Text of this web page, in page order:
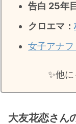
告白 25年
クロエマ：
女子アナ
✨️他
大友花恋さん